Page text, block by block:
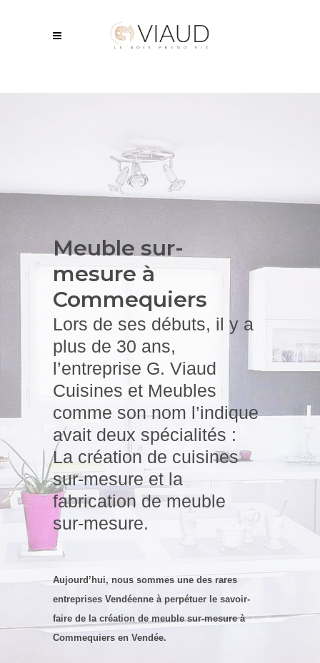
Meuble sur-
mesure à
Commequiers
Lors de ses débuts, il y a
plus de 30 ans,
l’entreprise G. Viaud
Cuisines et Meubles
comme son nom l’indique
avait deux spécialités :
La création de cuisines
sur-mesure et la
fabrication de meuble
sur-mesure.
Aujourd’hui, nous sommes une des rares
entreprises Vendéenne à perpétuer le savoir-
faire de la création de meuble sur-mesure à
Commequiers en Vendée.